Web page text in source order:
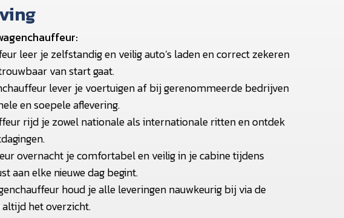
leer je zelfstandig en veilig auto’s laden en correct zekeren
van start gaat.
lever je voertuigen af bij gerenommeerde bedrijven
en soepele aflevering.
rijd je zowel nationale als internationale ritten en ontdek
overnacht je comfortabel en veilig in je cabine tijdens
aan elke nieuwe dag begint.
houd je alle leveringen nauwkeurig bij via de
het overzicht.